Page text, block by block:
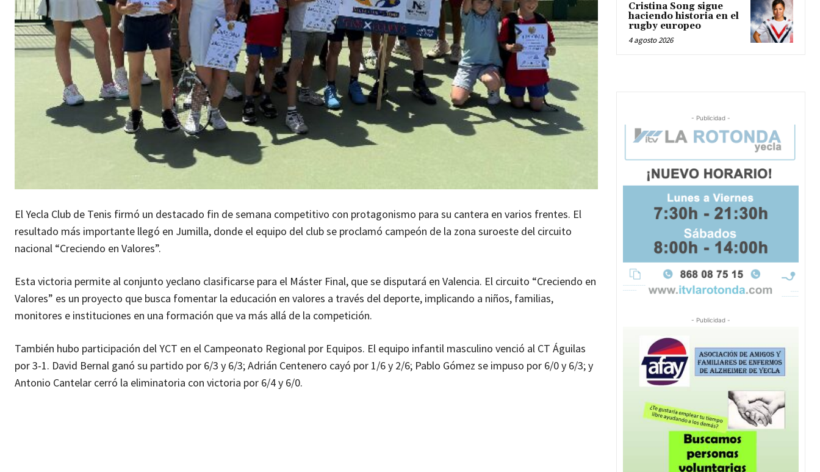
El Yecla Club de Tenis firmó un destacado fin de semana competitivo con protagonismo para su cantera en varios frentes. El
resultado más importante llegó en Jumilla, donde el equipo del club se proclamó campeón de la zona suroeste del circuito
nacional “Creciendo en Valores”.
Esta victoria permite al conjunto yeclano clasificarse para el Máster Final, que se disputará en Valencia. El circuito “Creciendo en
Valores” es un proyecto que busca fomentar la educación en valores a través del deporte, implicando a niños, familias,
monitores e instituciones en una formación que va más allá de la competición.
También hubo participación del YCT en el Campeonato Regional por Equipos. El equipo infantil masculino venció al CT Águilas
por 3-1. David Bernal ganó su partido por 6/3 y 6/3; Adrián Centenero cayó por 1/6 y 2/6; Pablo Gómez se impuso por 6/0 y 6/3; y
Antonio Cantelar cerró la eliminatoria con victoria por 6/4 y 6/0.
Cristina Song sigue
haciendo historia en el
rugby europeo
4 agosto 2026
- Publicidad -
- Publicidad -